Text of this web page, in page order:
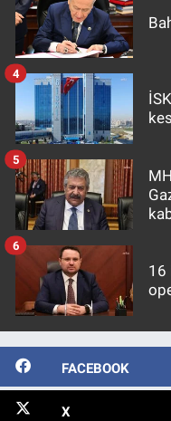
4
5
16
6
FACEBOOK
X